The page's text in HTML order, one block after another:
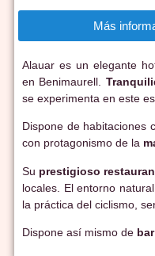
Más
Alauar es un elegante
en Benimaurell.
se experimenta en este
Dispone de habitaciones
con protagonismo de la
Su prestigioso
locales. El entorno
la práctica del ciclismo,
Dispone así mismo de